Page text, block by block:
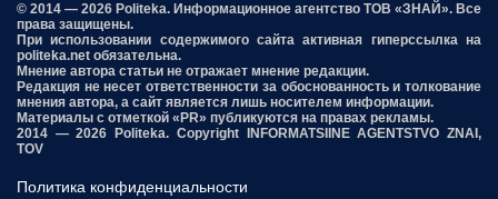
© 2014 — 2026 Politeka. Информационное агентство ТОВ «ЗНАЙ». Все
права защищены.
При использовании содержимого сайта активная гиперссылка на
politeka.net обязательна.
Мнение автора статьи не отражает мнение редакции.
Редакция не несет ответственности за обоснованность и толкование
мнения автора, а сайт является лишь носителем информации.
Материалы с отметкой «PR» публикуются на правах рекламы.
2014 — 2026 Politeka. Copyright INFORMATSIINE AGENTSTVO ZNAI,
TOV
Политика конфиденциальности